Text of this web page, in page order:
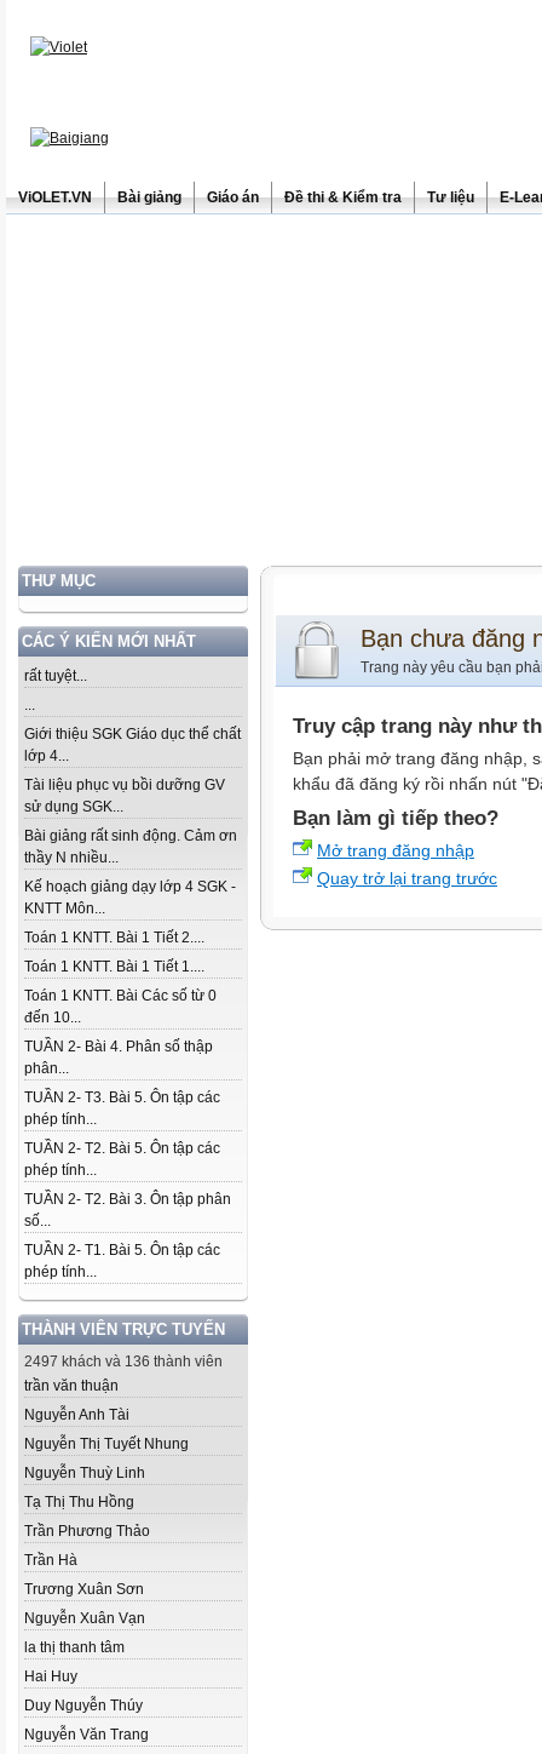
ViOLET.VN Bài giảng Giáo án Đề thi & Kiểm tra Tư liệu E-
THƯ MỤC
CÁC Ý KIẾN MỚI NHẤT
rất tuyệt...
...
Giới thiệu SGK Giáo dục thể chất
lớp 4...
Tài liệu phục vụ bồi dưỡng GV
sử dụng SGK...
Bài giảng rất sinh động. Cảm ơn
thầy N nhiều...
Kế hoạch giảng dạy lớp 4 SGK -
KNTT Môn...
Toán 1 KNTT. Bài 1 Tiết 2....
Toán 1 KNTT. Bài 1 Tiết 1....
Toán 1 KNTT. Bài Các số từ 0
đến 10...
TUẦN 2- Bài 4. Phân số thập
phân...
TUẦN 2- T3. Bài 5. Ôn tập các
phép tính...
TUẦN 2- T2. Bài 5. Ôn tập các
phép tính...
TUẦN 2- T2. Bài 3. Ôn tập phân
số...
TUẦN 2- T1. Bài 5. Ôn tập các
phép tính...
THÀNH VIÊN TRỰC TUYẾN
2497 khách và 136 thành viên
trần văn thuận
Nguyễn Anh Tài
Nguyễn Thị Tuyết Nhung
Nguyễn Thuỳ Linh
Tạ Thị Thu Hồng
Trần Phương Thảo
Trần Hà
Trương Xuân Sơn
Nguyễn Xuân Vạn
la thị thanh tâm
Hai Huy
Duy Nguyễn Thúy
Nguyễn Văn Trang
Bạn chưa đăng
Trang này yêu cầu bạn
Truy cập trang này như
Bạn phải mở trang đăng nhập,
khẩu đã đăng ký rồi nhấn nút
Bạn làm gì tiếp theo?
Mở trang đăng nhập
Quay trở lại trang trước